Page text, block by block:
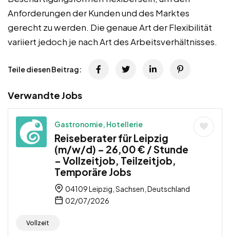
Anforderungen der Kunden und des Marktes
gerecht zu werden. Die genaue Art der Flexibilität
variiert jedoch je nach Art des Arbeitsverhältnisses.
Teile diesen Beitrag:
Verwandte Jobs
Gastronomie, Hotellerie
Reiseberater für Leipzig
(m/w/d) – 26,00 € / Stunde
– Vollzeitjob, Teilzeitjob,
Temporäre Jobs
04109 Leipzig, Sachsen, Deutschland
02/07/2026
Vollzeit